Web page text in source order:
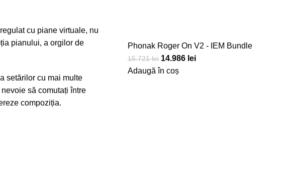
cu piane virtuale, nu
pianului, a orgilor de
setărilor cu mai multe
să comutați între
compoziția.
Phonak Roger On V2 - IEM Bundle
15.721lei 14.986 lei
Adaugă în coș